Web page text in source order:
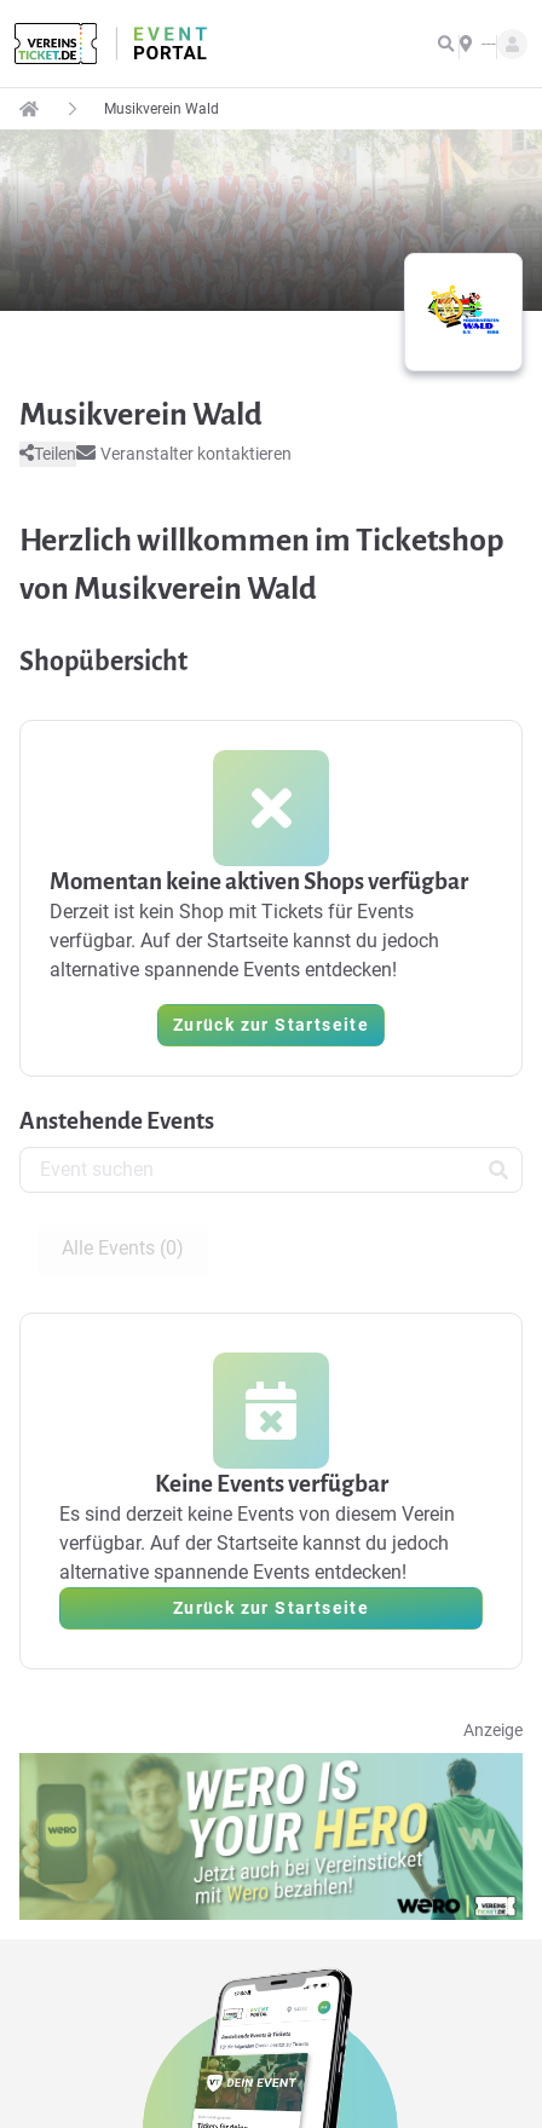
---
Musikverein Wald
Musikverein Wald
Teilen Veranstalter kontaktieren
Herzlich willkommen im Ticketshop
von Musikverein Wald
Shopübersicht
Momentan keine aktiven Shops verfügbar
Derzeit ist kein Shop mit Tickets für Events
verfügbar. Auf der Startseite kannst du jedoch
alternative spannende Events entdecken!
Zurück zur Startseite
Anstehende Events
Alle Events (0)
Keine Events verfügbar
Es sind derzeit keine Events von diesem Verein
verfügbar. Auf der Startseite kannst du jedoch
alternative spannende Events entdecken!
Zurück zur Startseite
Anzeige